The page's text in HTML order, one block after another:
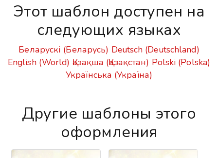
Этот шаблон доступен на
следующих языках
Беларускі (Беларусь) Deutsch (Deutschland)
English (World) Қазақша (Қазақстан) Polski (Polska)
Українська (Україна)
Другие шаблоны этого
оформления